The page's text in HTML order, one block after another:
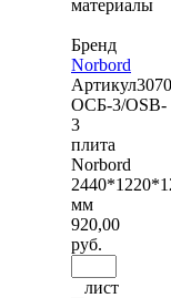
материалы
Бренд
Norbord
Артикул
ОСБ-3/OSB-
3
плита
Norbord
мм
920,00
руб.
лист